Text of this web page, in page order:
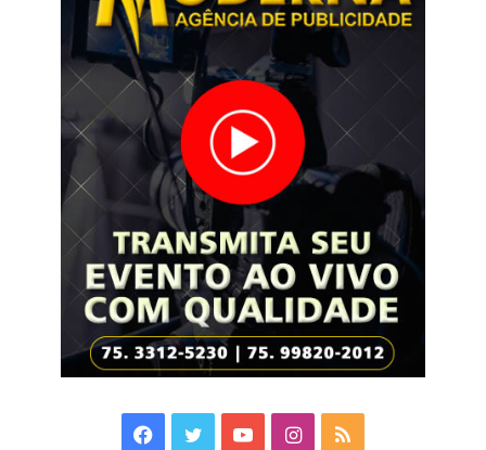
Facebook
TwitterYouTubeInstagram
RSS